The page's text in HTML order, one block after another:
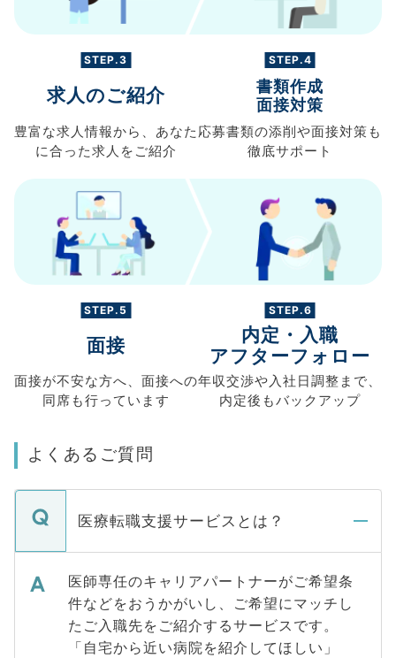
STEP.3
求人のご紹介
豊富な求人情報から、 あなた
に合った求人を ご紹介
STEP.4
書類作成
面接対策
応募書類の添削や面接対策も
徹底サポート
STEP.5
面接
面接が不安な方へ、 面接への
同席も行っています
STEP.6
内定・入職
アフターフォロー
年収交渉や入社日調整まで、
内定後もバックアップ
よくあるご質問
医療転職支援サービスとは？
医師専任のキャリアパートナーがご希望条
件などをおうかがいし、ご希望にマッチし
たご入職先をご紹介するサービスです。
「自宅から近い病院を紹介してほしい」